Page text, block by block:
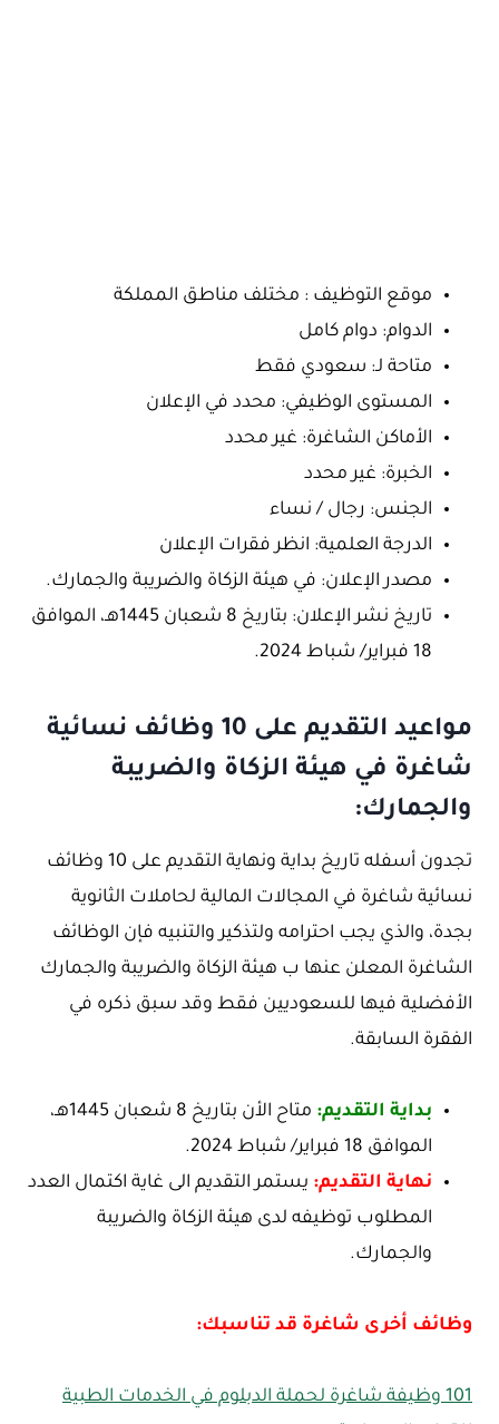
موقع التوظيف : مختلف مناطق المملكة
الدوام: دوام كامل
متاحة لـ: سعودي فقط
المستوى الوظيفي: محدد في الإعلان
الأماكن الشاغرة: غير محدد
الخبرة: غير محدد
الجنس: رجال / نساء
الدرجة العلمية: انظر فقرات الإعلان
مصدر الإعلان: في هيئة الزكاة والضريبة والجمارك.
تاريخ نشر الإعلان: بتاريخ 8 شعبان 1445هـ، الموافق
18 فبراير/ شباط 2024.
مواعيد التقديم على 10 وظائف نسائية
شاغرة في هيئة الزكاة والضريبة
والجمارك:
تجدون أسفله تاريخ بداية ونهاية التقديم على 10 وظائف
نسائية شاغرة في المجالات المالية لحاملات الثانوية
بجدة، والذي يجب احترامه ولتذكير والتنبيه فإن الوظائف
الشاغرة المعلن عنها ب هيئة الزكاة والضريبة والجمارك
الأفضلية فيها للسعوديين فقط وقد سبق ذكره في
الفقرة السابقة.
بداية التقديم:
متاح الأن بتاريخ 8 شعبان 1445هـ،
الموافق 18 فبراير/ شباط 2024.
نهاية التقديم: يستمر التقديم الى غاية اكتمال العدد
المطلوب توظيفه لدى هيئة الزكاة والضريبة
والجمارك.
وظائف أخرى شاغرة قد تناسبك:
101 وظيفة شاغرة لحملة الدبلوم في الخدمات الطبية